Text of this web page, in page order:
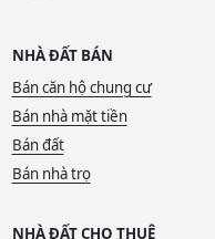
NHÀ ĐẤT BÁN
Bán căn hộ chung cư
Bán nhà mặt tiền
Bán đất
Bán nhà trọ
NHÀ ĐẤT CHO THUÊ